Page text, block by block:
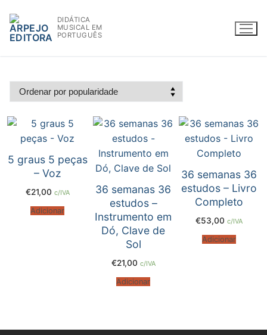
para
conteúdo
DIDÁTICA
MUSICAL EM
PORTUGUÊS
Partituras
Madeiras
Flauta
Música de Câmara
5 graus 5 peças
– Voz
€21,00 c/IVA
Adicionar
36 semanas 36
estudos –
Instrumento em
Dó, Clave de
Sol
€21,00 c/IVA
Adicionar
36 semanas 36
estudos – Livro
Completo
€53,00 c/IVA
Adicionar